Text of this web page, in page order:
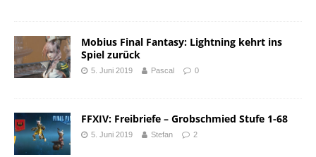
Mobius Final Fantasy: Lightning kehrt ins
Spiel zurück
5. Juni 2019 Pascal 0
FFXIV: Freibriefe – Grobschmied Stufe 1-68
5. Juni 2019 Stefan 2